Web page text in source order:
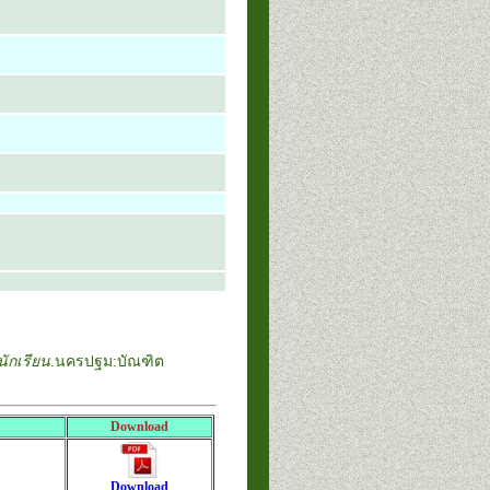
กเรียน .นครปฐม:บัณฑิต
Download
Download